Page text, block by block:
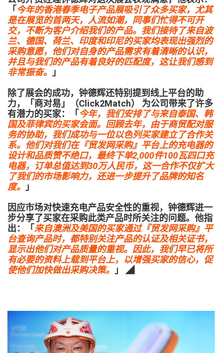
「今年的香港春季电子产品展吸引了众多买家，尤其
是在展览的首两天，人流如潮，同事们忙得不可开
交，不断为客户介绍我们的产品。我们接待了来自波
兰、德国、荷兰、印度和印尼的买家均表现出强烈的
采购意愿，他们对自身的产品需求有着清晰的认识，
并且与我们的产品有着良好的匹配度，这让我们感到
非常振奋。
」
除了展会的成功，钟德辉还特别提到线上平台的助
力，「商对易」（Click2Match） 为公司带来了许多
有潜力的买家：「今年，我们安排了与来自泰国、韩
国及菲律宾的买家会面。回顾去年，由于商贸配对服
务的协助，我们成功与一位以色列买家建立了合作关
系。他们对我们在『贸发网采购』平台上的充电器的
设计和品质赞不绝口，最终下单2,000件100瓦四口充
电器，订单总值达到30万人民币，这一合作不仅扩大
了我们的市场影响力，还进一步提升了品牌的知名
度。
」
因应市场对快速充电产品安全性的重视，钟德辉进一
步分享了买家在采购此类产品时所关注的问题。他指
出：「来自澳洲及美国的买家通过『贸发网采购』平
台查询产品时，都特别关注产品的认证及相关证书，
显示出他们对产品质量的重视。因此，我们早已将所
有必要的资料上载到平台上，以增强买家的信心，促
使他们加快做出采购决策。
」 ◢